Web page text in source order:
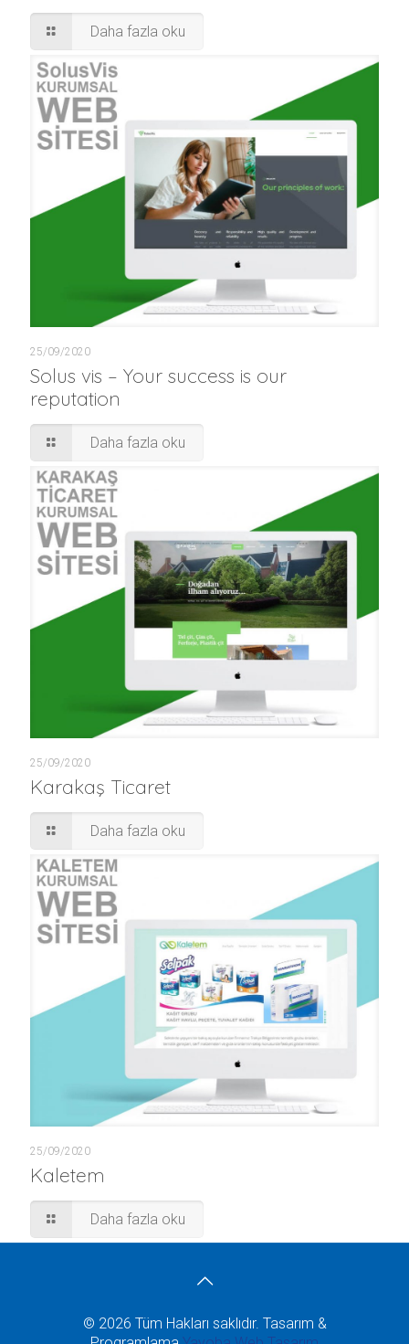
Daha fazla oku
25/09/2020
Solus vis – Your success is our
reputation
Daha fazla oku
25/09/2020
Karakaş Ticaret
Daha fazla oku
25/09/2020
Kaletem
Daha fazla oku
© 2026 Tüm Hakları saklıdır. Tasarım &